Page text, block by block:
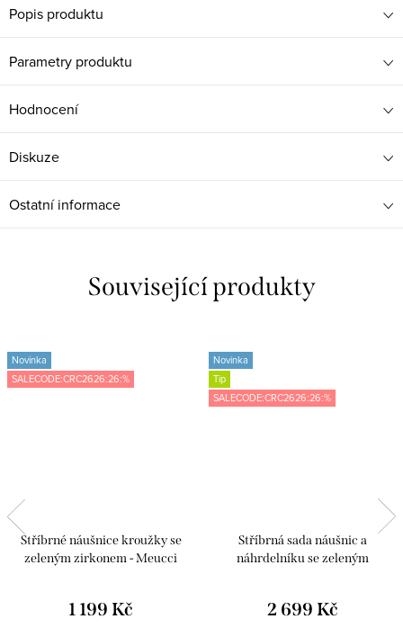
Popis produktu
Parametry produktu
Hodnocení
Diskuze
Ostatní informace
Související produkty
Novinka
SALECODE:CRC2626:26:%
Stříbrné náušnice kroužky se
zeleným zirkonem - Meucci
1 199 Kč
Novinka
Tip
SALECODE:CRC2626:26:%
Stříbrná sada náušnic a
náhrdelníku se zeleným
2 699 Kč